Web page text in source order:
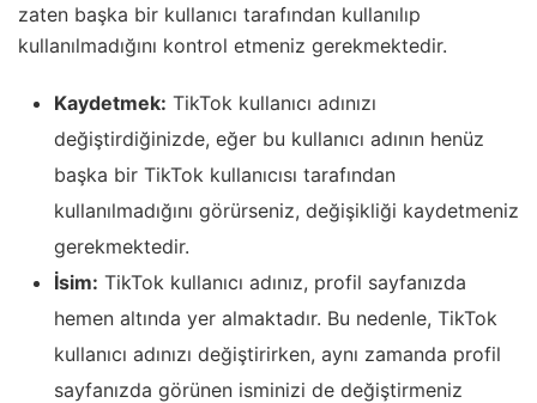
zaten başka bir kullanıcı tarafından kullanılıp
kullanılmadığını kontrol etmeniz gerekmektedir.
Kaydetmek: TikTok kullanıcı adınızı
değiştirdiğinizde, eğer bu kullanıcı adının henüz
başka bir TikTok kullanıcısı tarafından
kullanılmadığını görürseniz, değişikliği kaydetmeniz
gerekmektedir.
İsim: TikTok kullanıcı adınız, profil sayfanızda
hemen altında yer almaktadır. Bu nedenle, TikTok
kullanıcı adınızı değiştirirken, aynı zamanda profil
sayfanızda görünen isminizi de değiştirmeniz